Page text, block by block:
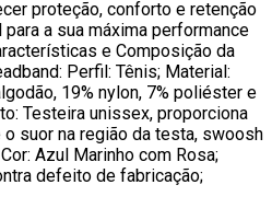
proteção, conforto e retenção
a sua máxima performance
e Composição da
Perfil: Tênis; Material:
19% nylon, 7% poliéster e
Testeira unissex, proporciona
suor na região da testa, swoosh
Azul Marinho com Rosa;
defeito de fabricação;